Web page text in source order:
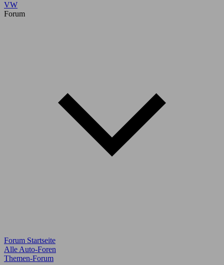
VW
Forum
Forum Startseite
Alle Auto-Foren
Themen-Forum